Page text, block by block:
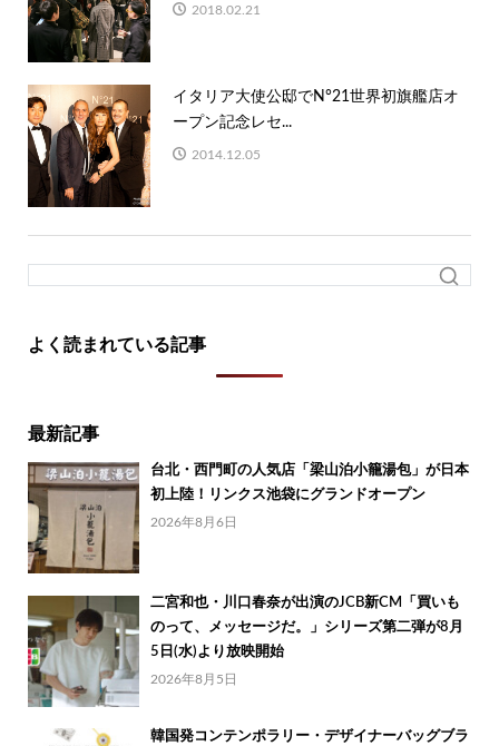
2018.02.21
イタリア大使公邸でN°21世界初旗艦店オ
ープン記念レセ...
2014.12.05
よく読まれている記事
最新記事
台北・西門町の人気店「梁山泊小籠湯包」が日本
初上陸！リンクス池袋にグランドオープン
2026年8月6日
二宮和也・川口春奈が出演のJCB新CM「買いも
のって、メッセージだ。」シリーズ第二弾が8月
5日(水)より放映開始
2026年8月5日
韓国発コンテンポラリー・デザイナーバッグブラ